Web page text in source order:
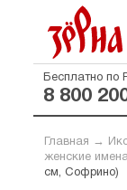
Бесплатно по
8 800
Главная →
женские
см, Софрино)